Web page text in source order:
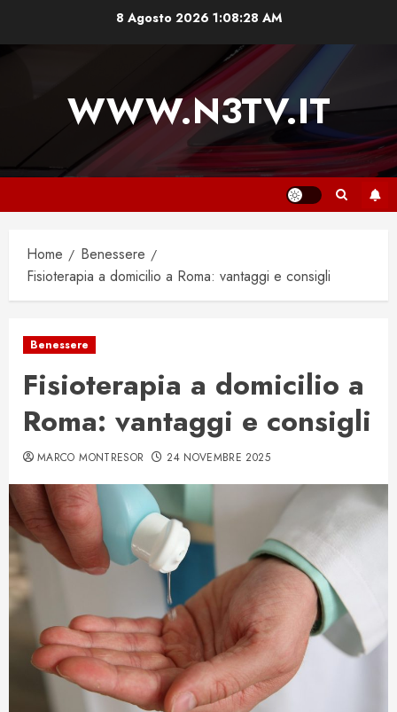
8 Agosto 2026 1:08:29 AM
WWW.N3TV.IT
Home
Benessere
Fisioterapia a domicilio a Roma: vantaggi e consigli
Benessere
Fisioterapia a domicilio a
Roma: vantaggi e consigli
MARCO MONTRESOR 24 NOVEMBRE 2025